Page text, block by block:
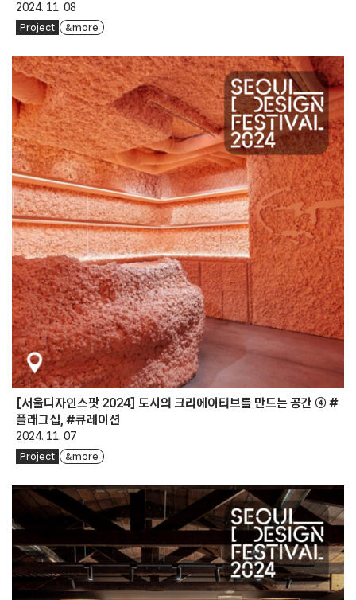
2024. 11. 08
Project & more
[서울디자인스팟 2024] 도시의 크리에이티브를 만드는 공간 ④ #
플래그십, #큐레이션
2024. 11. 07
Project & more